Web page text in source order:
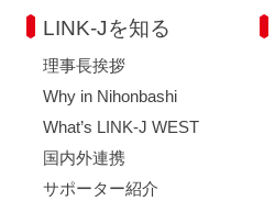
LINK-Jを知る
理事長挨拶
Why in Nihonbashi
What’s LINK-J WEST
国内外連携
サポーター紹介